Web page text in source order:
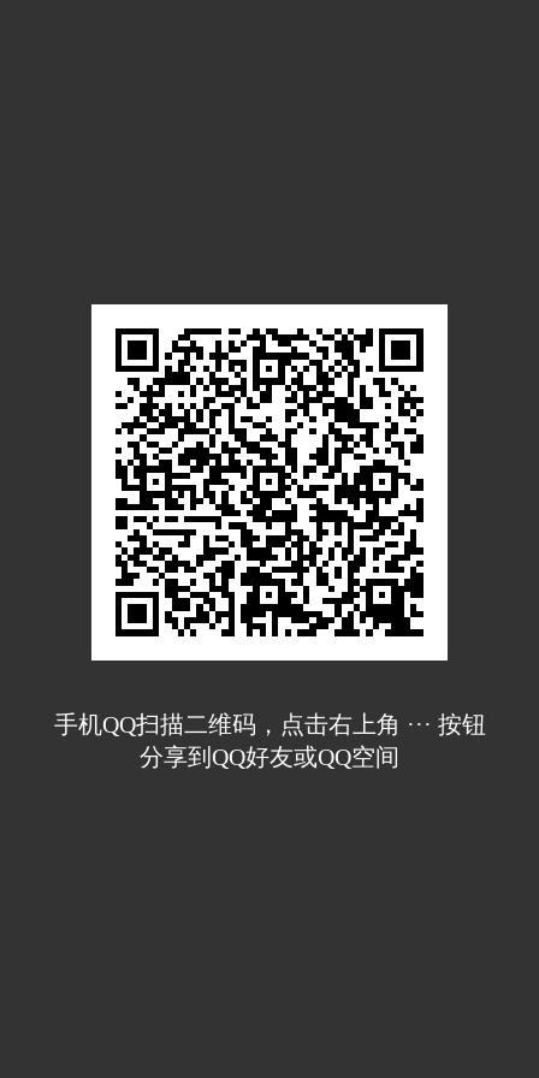
手机QQ扫描二维码，点击右上角 ··· 按钮
分享到QQ好友或QQ空间